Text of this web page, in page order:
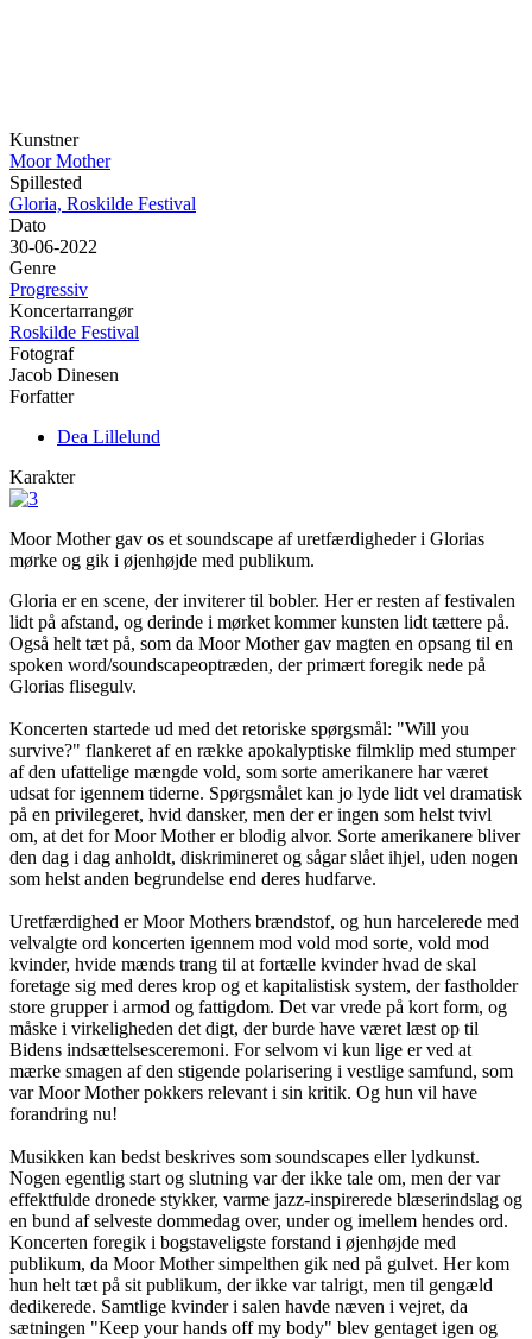
Kunstner
Moor Mother
Spillested
Gloria, Roskilde Festival
Dato
30-06-2022
Genre
Progressiv
Koncertarrangør
Roskilde Festival
Fotograf
Jacob Dinesen
Forfatter
Dea Lillelund
Karakter
Moor Mother gav os et soundscape af uretfærdigheder i Glorias
mørke og gik i øjenhøjde med publikum.
Gloria er en scene, der inviterer til bobler. Her er resten af festivalen
lidt på afstand, og derinde i mørket kommer kunsten lidt tættere på.
Også helt tæt på, som da Moor Mother gav magten en opsang til en
spoken word/soundscapeoptræden, der primært foregik nede på
Glorias flisegulv.
Koncerten startede ud med det retoriske spørgsmål: "Will you
survive?" flankeret af en række apokalyptiske filmklip med stumper
af den ufattelige mængde vold, som sorte amerikanere har været
udsat for igennem tiderne. Spørgsmålet kan jo lyde lidt vel dramatisk
på en privilegeret, hvid dansker, men der er ingen som helst tvivl
om, at det for Moor Mother er blodig alvor. Sorte amerikanere bliver
den dag i dag anholdt, diskrimineret og sågar slået ihjel, uden nogen
som helst anden begrundelse end deres hudfarve.
Uretfærdighed er Moor Mothers brændstof, og hun harcelerede med
velvalgte ord koncerten igennem mod vold mod sorte, vold mod
kvinder, hvide mænds trang til at fortælle kvinder hvad de skal
foretage sig med deres krop og et kapitalistisk system, der fastholder
store grupper i armod og fattigdom. Det var vrede på kort form, og
måske i virkeligheden det digt, der burde have været læst op til
Bidens indsættelsesceremoni. For selvom vi kun lige er ved at
mærke smagen af den stigende polarisering i vestlige samfund, som
var Moor Mother pokkers relevant i sin kritik. Og hun vil have
forandring nu!
Musikken kan bedst beskrives som soundscapes eller lydkunst.
Nogen egentlig start og slutning var der ikke tale om, men der var
effektfulde dronede stykker, varme jazz-inspirerede blæserindslag og
en bund af selveste dommedag over, under og imellem hendes ord.
Koncerten foregik i bogstaveligste forstand i øjenhøjde med
publikum, da Moor Mother simpelthen gik ned på gulvet. Her kom
hun helt tæt på sit publikum, der ikke var talrigt, men til gengæld
dedikerede. Samtlige kvinder i salen havde næven i vejret, da
sætningen "Keep your hands off my body" blev gentaget igen og